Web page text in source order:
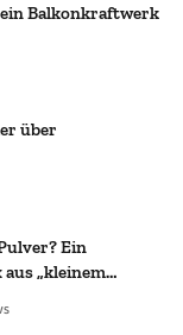
Balkonkraftwerk
über
Ein
„kleinem